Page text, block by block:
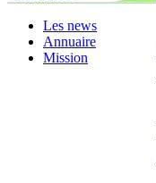
Les news
Annuaire
Mission